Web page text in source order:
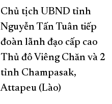
Chủ tịch UBND tỉnh
Nguyễn Tấn Tuân tiếp
đoàn lãnh đạo cấp cao
Thủ đô Viêng Chăn và 2
tỉnh Champasak,
Attapeu (Lào)